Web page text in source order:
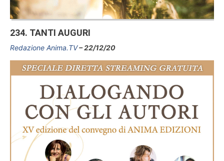
234. TANTI AUGURI
Redazione Anima.TV 22/12/20